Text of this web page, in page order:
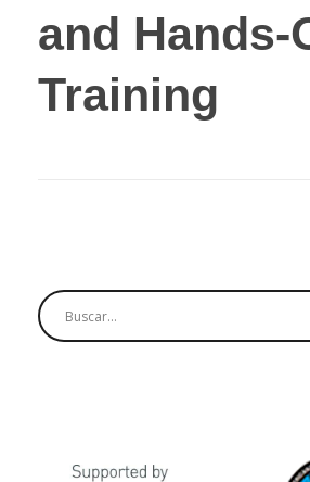
and Hands-
Training